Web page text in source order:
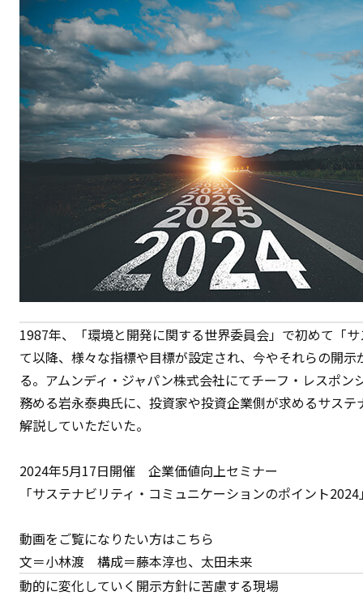
1987年、「環境と開発に関する世界委員会」で初めて「
て以降、様々な指標や目標が設定され、今やそれらの開
る。アムンディ・ジャパン株式会社にてチーフ・レスポ
務める岩永泰典氏に、投資家や投資企業側が求めるサス
解説していただいた。
2024年5月17日開催 企業価値向上セミナー
「サステナビリティ・コミュニケーションのポイント
動画をご覧になりたい方はこちら
文＝小林渡 構成＝藤本淳也、太田未来
動的に変化していく開示方針に苦慮する現場